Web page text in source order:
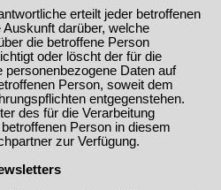
erteilt jeder betroffenen
darüber, welche
die betroffene Person
oder löscht der für die
personenbezogene Daten auf
Person, soweit dem
entgegenstehen.
des für die Verarbeitung
Person in diesem
zur Verfügung.